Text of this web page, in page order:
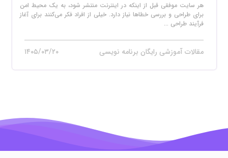
هر سایت موفقی قبل از اینکه در اینترنت منتشر شود، به یک محیط امن
برای طراحی و بررسی خطاها نیاز دارد. خیلی از افراد فکر می‌کنند برای آغاز
فرآیند طراحی ...
مقالات آموزشی رایگان برنامه نویسی ۱۴۰۵/۰۳/۲۰